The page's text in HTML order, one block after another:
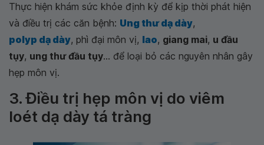
Thực hiện khám sức khỏe định kỳ để kịp thời phát hiện
và điều trị các căn bệnh: Ung thư dạ dày,
polyp dạ dày, phì đại môn vị, lao, giang mai, u đầu
tụy, ung thư đầu tụy... để loại bỏ các nguyên nhân gây
hẹp môn vị.
3. Điều trị hẹp môn vị do viêm
loét dạ dày tá tràng